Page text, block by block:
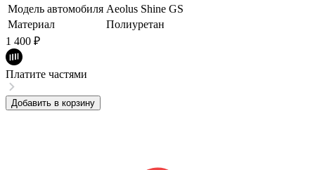
Модель автомобиля Aeolus Shine GS
Материал
Полиуретан
1 400 ₽
Платите частями
Добавить в корзину